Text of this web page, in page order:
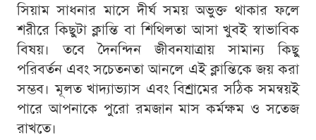
সিয়াম সাধনার মাসে দীর্ঘ সময় অভুক্ত থাকার ফলে
শরীরে কিছুটা ক্লান্তি বা শিথিলতা আসা খুবই স্বাভাবিক
বিষয়। তবে দৈনন্দিন জীবনযাত্রায় সামান্য কিছু
পরিবর্তন এবং সচেতনতা আনলে এই ক্লান্তিকে জয় করা
সম্ভব। মূলত খাদ্যাভ্যাস এবং বিশ্রামের সঠিক সমন্বয়ই
পারে আপনাকে পুরো রমজান মাস কর্মক্ষম ও সতেজ
রাখতে।